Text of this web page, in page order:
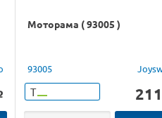
Моторама ( 93005 )
93005
Т 211